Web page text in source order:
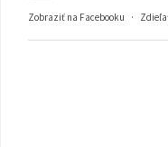
Zobraziť na Facebooku ·